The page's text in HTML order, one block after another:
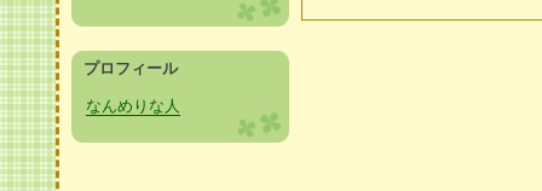
プロフィール
なんめりな人